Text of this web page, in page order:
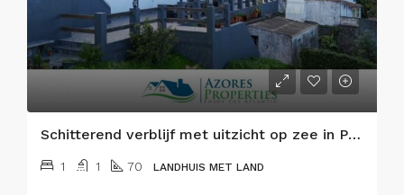
Schitterend verblijf met uitzicht op zee in Praia do Almoxarife, Faial
1 1 70 LANDHUIS MET LAND